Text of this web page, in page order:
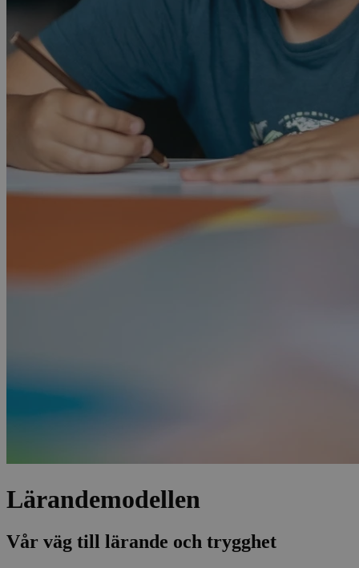
Lärande­modellen
Vår väg till lärande och trygghet​​​​‌ ‍ ​‍​‍‌‍ ‌ ​‍‌‍‍‌‌‍‌ ‌‍‍‌‌‍ ‍​‍​‍​ ‍‍​‍​‍‌ ​ ‌‍​‌‌‍ ‍‌‍‍‌‌ ‌​‌ ‍‌​‍ ‍‌‍‍‌‌‍ ​‍​‍​‍ ​​‍​‍‌‍‍​‌ ​‍‌‍‌‌‌‍‌‍​‍​‍​ ‍‍​‍​‍​‍ ‌ ​ ‌ ‌​‌ ‌‌‌‍‌​‌‍‍‌‌‍ ​‍ ‌‍‍‌‌‍ ‍‌ ‌​‌‍‌‌‌‍ ‍‌ ‌​​‍ ‌‍‌‌‌‍‌​‌‍‍‌‌ ‌​​‍ ‌‍ ‌‌‍ ‌‍‌​‌‍‌‌​ ‌‌ ​​‌ ​‍‌‍‌‌‌ ​ ‌‍‌‌‌‍ ‍‌ ‌​‌‍​‌‌ ‌​‌‍‍‌‌‍ ‌‍ ‍​ ‍ ‌‍‍‌‌‍‌​​ ‌​ ​ ​ ‍‌‌‍​ ​ ​‍​ ‍‌‌‍​‌‌‍‌‍​ ‌​​‍ ‌‌‍​‍‌‍​‍‌‍‌‌​ ​​​‍ ‌​ ‌​​ ‌ ​ ​‍​ ​‌​‍ ‌‌‍​‌‌‍​‌‌‍‌‍​ ‌​​‍ ‌‌‍‌‌​ ‌‍​ ​‍‌‍​‌‌‍​‌‌‍​ ‌‍​ ​ ​​​ ‌‌​ ‌‍​ ‌ ​ ‍‌​ ‍ ‌ ‌​‌ ‍‌‌ ​​‌‍‌‌​ ‌‌‍​‌‌ ​‍‌ ‌​‌‍‍‌‌‍​ ‌‍ ​‌‍‌‌‌‌​​‌‍​‌‌‍‌ ‌‍‌‌​ ‍ ‌ ​​‌‍​‌‌ ‌​‌‍‍​​ ‌‌ ​​‌‍​‌‌‍‌ ‌‍‌‌‌​​‍‌ ‌‌‌‍‍‌‌‍ ​‌‍‌​‌‍‌‌‌ ​‍​‍‌‌​ ‌‌‌​​‍‌‌ ‌‍‍ ‌‍‌‌‌ ‍‌​‍‌‌​ ​ ‌​‌​​‍‌‌​ ​ ‌​‌​​‍‌‌​ ​‍​ ​‍​ ‍​​ ‌‍​ ​​‌‍​‍‌‍‌‍​ ​​‌‍​‌​ ‌ ​ ​ ‌‍​‌‌‍‌‌‌‍​‌​‍‌‌​ ​‍​ ​‍​‍‌‌​ ‌‌‌​‌​​‍ ‍‌‍​ ‌‍ ‌‍ ‍‌ ‌​‌‍‌‌‌‍ ‍‌ ‌​​‍‌‌​ ‌‌‌​​‍‌‌ ‌‍‍ ‌‍‌‌‌ ‍‌​‍‌‌​ ​ ‌​‌​​‍‌‌​ ​ ‌​‌​​‍‌‌​ ​‍​ ​‍‌‍‌‍‌‍​ ​ ‌‍​ ‍​‌‍​ ‌‍​‍​ ‍‌‌‍‌‌​ ‌ ​ ​​​ ​‍‌‍​ ​‍‌‌​ ​‍​ ​‍​‍‌‌​ ‌‌‌​‌​​‍ ‍‌‍​ ‌‍‍​‌‍‍‌‌‍ ​‌‍‌​‌ ​‍‌‍‌‌‌‍ ‍​‍‌‌​ ‌‌‌​​‍‌‌ ‌‍‍ ‌‍‌‌‌ ‍‌​‍‌‌​ ​ ‌​‌​​‍‌‌​ ​ ‌​‌​​‍‌‌​ ​‍​ ​‍​ ‍‌‌‍​‌​ ‌‍​ ‍​​ ‍‌‌‍‌‌‌‍‌​​ ‍​‌‍​‍​ ​‌‌‍​‍​ ‍​​‍‌‌​ ​‍​ ​‍​‍‌‌​ ‌‌‌​‌​​‍ ‍‌ ‌​‌‍‌‌‌ ‍​‌ ‌​​ ‌‍​‍‌‍​‌‌ ​ ‌‍‌‌‌‌‌‌‌ ​‍‌‍ ​​ ‌​‍‌‌​ ​‍‌​‌‍‌ ​ ‌ ‌​‌ ‌‌‌‍‌​‌‍‍‌‌‍ ​‍‌‍‌‍‍‌‌‍‌​​ ‌​ ​ ​ ‍‌‌‍​ ​ ​‍​ ‍‌‌‍​‌‌‍‌‍​ ‌​​‍ ‌‌‍​‍‌‍​‍‌‍‌‌​ ​​​‍ ‌​ ‌​​ ‌ ​ ​‍​ ​‌​‍ ‌‌‍​‌‌‍​‌‌‍‌‍​ ‌​​‍ ‌‌‍‌‌​ ‌‍​ ​‍‌‍​‌‌‍​‌‌‍​ ‌‍​ ​ ​​​ ‌‌​ ‌‍​ ‌ ​ ‍‌​‍‌‍‌ ‌​‌ ‍‌‌ ​​‌‍‌‌​ ‌‌‍​‌‌ ​‍‌ ‌​‌‍‍‌‌‍​ ‌‍ ​‌‍‌‌‌‌​​‌‍​‌‌‍‌ ‌‍‌‌​‍‌‍‌ ​​‌‍​‌‌ ‌​‌‍‍​​ ‌‌ ​​‌‍​‌‌‍‌ ‌‍‌‌‌​​‍‌ ‌‌‌‍‍‌‌‍ ​‌‍‌​‌‍‌‌‌ ​‍​‍‌‌​ ‌‌‌​​‍‌‌ ‌‍‍ ‌‍‌‌‌ ‍‌​‍‌‌​ ​ ‌​‌​​‍‌‌​ ​ ‌​‌​​‍‌‌​ ​‍​ ​‍​ ‍​​ ‌‍​ ​​‌‍​‍‌‍‌‍​ ​​‌‍​‌​ ‌ ​ ​ ‌‍​‌‌‍‌‌‌‍​‌​‍‌‌​ ​‍​ ​‍​‍‌‌​ ‌‌‌​‌​​‍ ‍‌‍​ ‌‍ ‌‍ ‍‌ ‌​‌‍‌‌‌‍ ‍‌ ‌​​‍‌‌​ ‌‌‌​​‍‌‌ ‌‍‍ ‌‍‌‌‌ ‍‌​‍‌‌​ ​ ‌​‌​​‍‌‌​ ​ ‌​‌​​‍‌‌​ ​‍​ ​‍‌‍‌‍‌‍​ ​ ‌‍​ ‍​‌‍​ ‌‍​‍​ ‍‌‌‍‌‌​ ‌ ​ ​​​ ​‍‌‍​ ​‍‌‌​ ​‍​ ​‍​‍‌‌​ ‌‌‌​‌​​‍ ‍‌‍​ ‌‍‍​‌‍‍‌‌‍ ​‌‍‌​‌ ​‍‌‍‌‌‌‍ ‍​‍‌‌​ ‌‌‌​​‍‌‌ ‌‍‍ ‌‍‌‌‌ ‍‌​‍‌‌​ ​ ‌​‌​​‍‌‌​ ​ ‌​‌​​‍‌‌​ ​‍​ ​‍​ ‍‌‌‍​‌​ ‌‍​ ‍​​ ‍‌‌‍‌‌‌‍‌​​ ‍​‌‍​‍​ ​‌‌‍​‍​ ‍​​‍‌‌​ ​‍​ ​‍​‍‌‌​ ‌‌‌​‌​​‍ ‍‌ ‌​‌‍‌‌‌ ‍​‌ ‌​​‍‌‍‌ ​​‌‍‌‌‌ ​‍‌ ​ ‌ ​​‌‍‌‌‌‍​ ‌ ‌​‌‍‍‌‌ ‌‍‌‍‌‌​ ‌‌ ​​‌ ‌‌‌‍​‍‌‍ ​‌‍‍‌‌ ​ ‌‍‍​‌‍‌‌‌‍‌​​‍​‍‌ ‌